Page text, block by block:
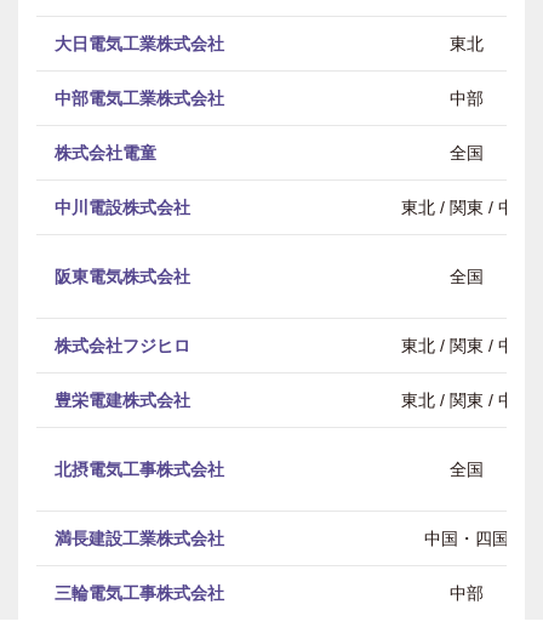
大日電気工業株式会社 東北
中部電気工業株式会社 中部
株式会社電童 全国
中川電設株式会社 東北 / 関東 / 中部
阪東電気株式会社 全国
株式会社フジヒロ 東北 / 関東 / 中部
豊栄電建株式会社 東北 / 関東 / 中部
北摂電気工事株式会社 全国
満長建設工業株式会社 中国・四国
三輪電気工事株式会社 中部